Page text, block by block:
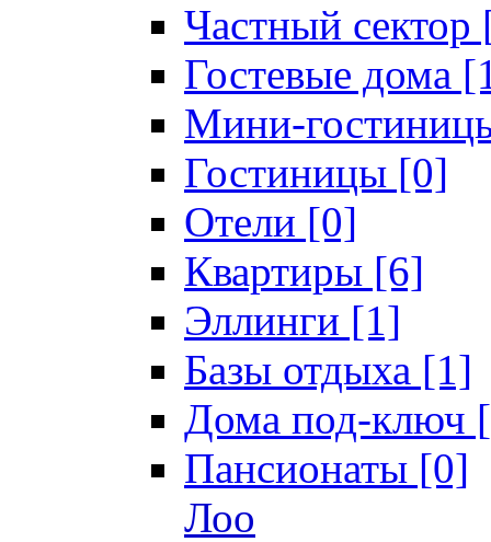
Частный сектор
Гостевые дома
Мини-
Гостиницы [0]
Отели [0]
Квартиры [6]
Эллинги [1]
Базы отдыха [1]
Дома под-ключ
Пансионаты [0]
Лоо